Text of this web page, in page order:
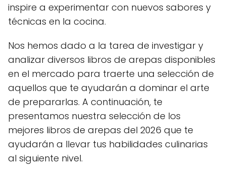
inspire a experimentar con nuevos sabores y
técnicas en la cocina.
Nos hemos dado a la tarea de investigar y
analizar diversos libros de arepas disponibles
en el mercado para traerte una selección de
aquellos que te ayudarán a dominar el arte
de prepararlas. A continuación, te
presentamos nuestra selección de los
mejores libros de arepas del 2026 que te
ayudarán a llevar tus habilidades culinarias
al siguiente nivel.